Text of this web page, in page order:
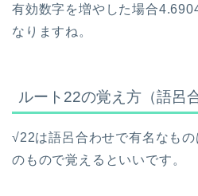
有効数字を増やした場合
なりますね。
ルート22の覚え方（語呂
√22は語呂合わせで有名なも
のもので覚えるといいです。